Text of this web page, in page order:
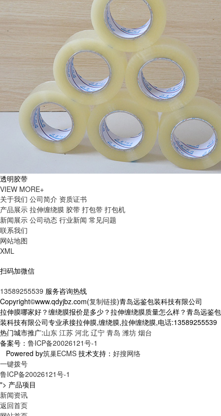
透明胶带
VIEW MORE+
关于我们 公司简介 资质证书
产品展示 拉伸缠绕膜 胶带 打包带 打包机
新闻展示 公司动态 行业新闻 常见问题
联系我们
网站地图
XML
扫码加微信
13589255539 服务咨询热线
Copyright©www.qdyjbz.com(复制链接)青岛远鉴包装科技有限公司
拉伸膜哪家好？缠绕膜报价是多少？拉伸缠绕膜质量怎么样？青岛远鉴包
装科技有限公司专业承接拉伸膜,缠绕膜,拉伸缠绕膜,电话:13589255539
热门城市推广:山东 江苏 河北 辽宁 青岛 潍坊 烟台
备案号： 鲁ICP备20026121号-1
Powered by筑巢ECMS 技术支持： 好搜网络
一键拨号
鲁ICP备20026121号-1
"> 产品项目
新闻资讯
返回首页